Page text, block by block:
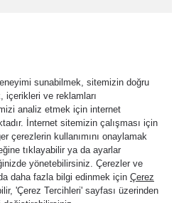
saatleri arası​
Inc. Shaya Mağazacılık A.Ş. Franchise
markasıdır. Her hakkı saklıdır.